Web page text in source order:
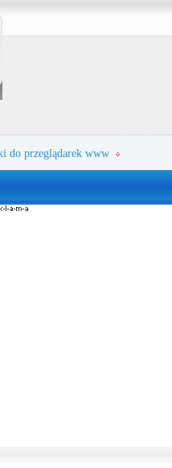
do przeglądarek www